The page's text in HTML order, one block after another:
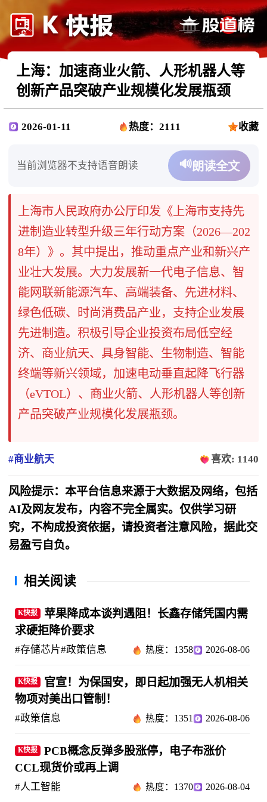
上海：加速商业火箭、人形机器人等
创新产品突破产业规模化发展瓶颈
2026-01-11 热度：2111 收藏
当前浏览器不支持语音朗读 🔊朗读全文
上海市人民政府办公厅印发《上海市支持先
进制造业转型升级三年行动方案（2026—202
8年）》。其中提出，推动重点产业和新兴产
业壮大发展。大力发展新一代电子信息、智
能网联新能源汽车、高端装备、先进材料、
绿色低碳、时尚消费品产业，支持企业发展
先进制造。积极引导企业投资布局低空经
济、商业航天、具身智能、生物制造、智能
终端等新兴领域，加速电动垂直起降飞行器
（eVTOL）、商业火箭、人形机器人等创新
产品突破产业规模化发展瓶颈。
#商业航天 喜欢: 1140
风险提示：本平台信息来源于大数据及网络，包括
AI及网友发布，内容不完全属实。仅供学习研
究，不构成投资依据，请投资者注意风险，据此交
易盈亏自负。
相关阅读
K快报
苹果降成本谈判遇阻！长鑫存储凭国内需
求硬拒降价要求
#存储芯片#政策信息 热度：1358 2026-08-06
K快报
官宣！为保国安，即日起加强无人机相关
物项对美出口管制！
#政策信息 热度：1351 2026-08-06
K快报
PCB概念反弹多股涨停，电子布涨价
CCL现货价或再上调
#人工智能 热度：1370 2026-08-04